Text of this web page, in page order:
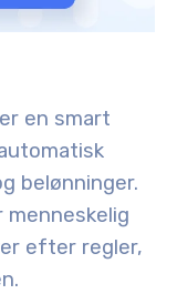
en smart
belønninger.
menneskelig
efter regler,